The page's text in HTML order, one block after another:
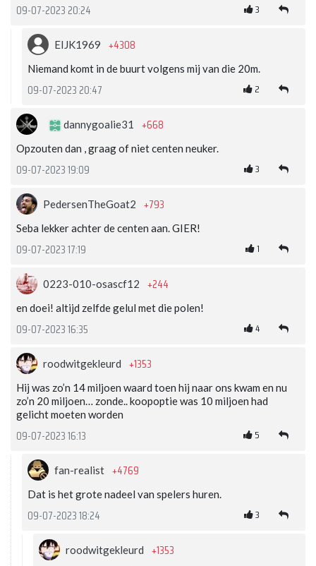
09-07-2023 20:24 3
EIJK1969 +4308
Niemand komt in de buurt volgens mij van die 20m.
09-07-2023 20:47 2
dannygoalie31 +668
Opzouten dan , graag of niet centen neuker.
09-07-2023 19:09 3
PedersenTheGoat2 +793
Seba lekker achter de centen aan. GIER!
09-07-2023 17:19 1
0223-010-osascf12 +244
en doei! altijd zelfde gelul met die polen!
09-07-2023 16:35 4
roodwitgekleurd +1353
Hij was zo’n 14 miljoen waard toen hij naar ons kwam en nu
zo’n 20 miljoen… zonde.. koopoptie was 10 miljoen had
gelicht moeten worden
09-07-2023 16:13 5
fan-realist +4769
Dat is het grote nadeel van spelers huren.
09-07-2023 18:24 3
roodwitgekleurd +1353